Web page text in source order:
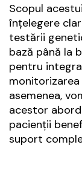
Scopul
înțelegere
testării
bază până la
pentru
asemenea,
acestor
pacienții
suport